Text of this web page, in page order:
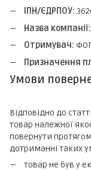
ІПН/ЄДРПОУ:
Назва компанії:
Отримувач:
Призначення
Умови
Відповідно до
товар належної
повернути
дотриманні таких
товар не був у